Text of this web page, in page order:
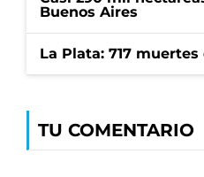
Buenos Aires
La Plata: 717
TU COMENTARIO